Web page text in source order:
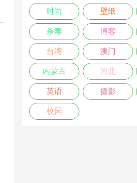
时尚 壁纸
杀毒 博客
台湾 澳门
内蒙古 河北
英语 摄影
校园